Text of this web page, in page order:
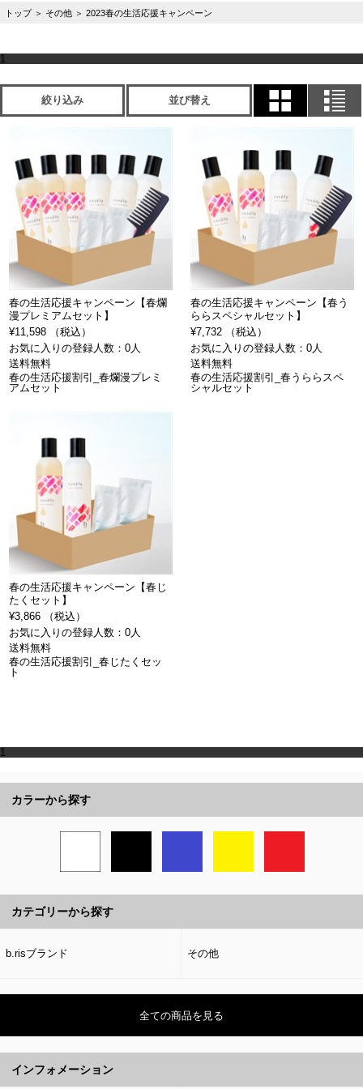
トップ ＞ その他 ＞ 2023春の生活応援キャンペーン
1
絞り込み 並び替え
春の生活応援キャンペーン【春爛
漫プレミアムセット】
¥11,598 （税込）
お気に入りの登録人数：0人
送料無料
春の生活応援割引_春爛漫プレミ
アムセット
春の生活応援キャンペーン【春う
ららスペシャルセット】
¥7,732 （税込）
お気に入りの登録人数：0人
送料無料
春の生活応援割引_春うららスペ
シャルセット
春の生活応援キャンペーン【春じ
たくセット】
¥3,866 （税込）
お気に入りの登録人数：0人
送料無料
春の生活応援割引_春じたくセッ
ト
1
カラーから探す
カテゴリーから探す
b.risブランド その他
全ての商品を見る
インフォメーション